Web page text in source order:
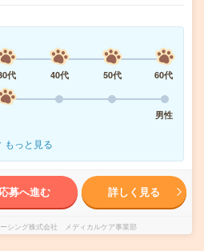
代 40代 50代
60代
男性
もっと見る
応募へ進む 詳しく見る
シング株式会社 メディカルケア事業部